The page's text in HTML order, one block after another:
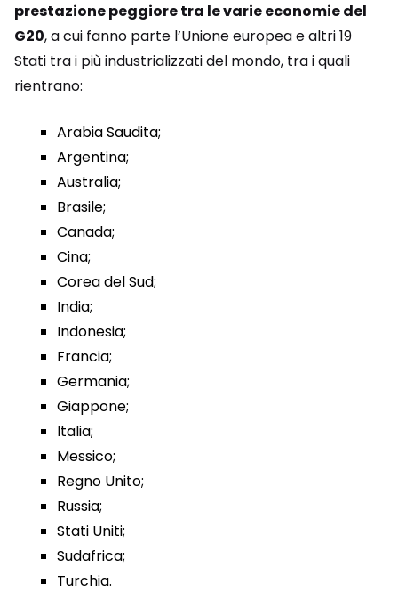
prestazione peggiore tra le varie economie del
G20, a cui fanno parte l’Unione europea e altri 19
Stati tra i più industrializzati del mondo, tra i quali
rientrano:
Arabia Saudita;
Argentina;
Australia;
Brasile;
Canada;
Cina;
Corea del Sud;
India;
Indonesia;
Francia;
Germania;
Giappone;
Italia;
Messico;
Regno Unito;
Russia;
Stati Uniti;
Sudafrica;
Turchia.